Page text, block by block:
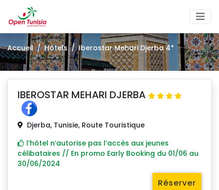
×
Accueil Hôtels Iberostar Mehari Djerba 4*
IBEROSTAR MEHARI DJERBA
Djerba, Tunisie, Route Touristique
l’hôtel n’autorise pas l’accès aux jeunes
célibataires // En promo Early Booking du 01/06 au
30/06/2024
Réserver